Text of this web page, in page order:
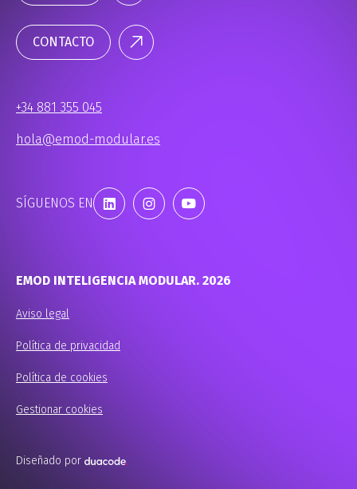
CONTACTO
+34 881 355 045
hola@emod-modular.es
SÍGUENOS EN
EMOD INTELIGENCIA MODULAR. 2026
Aviso legal
Política de privacidad
Política de cookies
Gestionar cookies
Diseñado por